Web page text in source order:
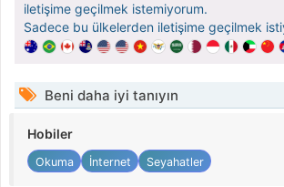
iletişime geçilmek istemiyorum.
Sadece bu ülkelerden iletişime geçilmek
Beni daha iyi tanıyın
Hobiler
Okuma İnternet Seyahatler